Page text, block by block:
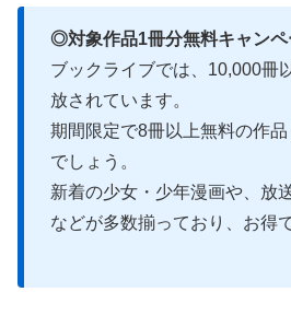
◎対象作品1冊分無料キャンペ
ブックライブでは、10,000冊
放されています。
期間限定で8冊以上無料の作
でしょう。
新着の少女・少年漫画や、放
などが多数揃っており、お得で